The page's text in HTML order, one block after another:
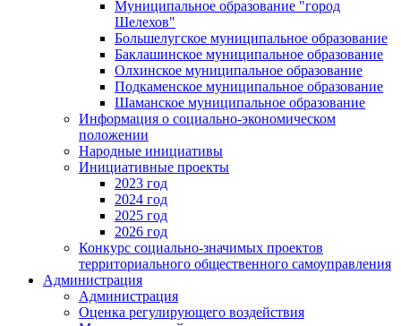
Муниципальное образование "город
Шелехов"
Большелугское муниципальное образование
Баклашинское муниципальное образование
Олхинское муниципальное образование
Подкаменское муниципальное образование
Шаманское муниципальное образование
Информация о социально-экономическом
положении
Народные инициативы
Инициативные проекты
2023 год
2024 год
2025 год
2026 год
Конкурс социально-значимых проектов
территориального общественного самоуправления
Администрация
Администрация
Оценка регулирующего воздействия